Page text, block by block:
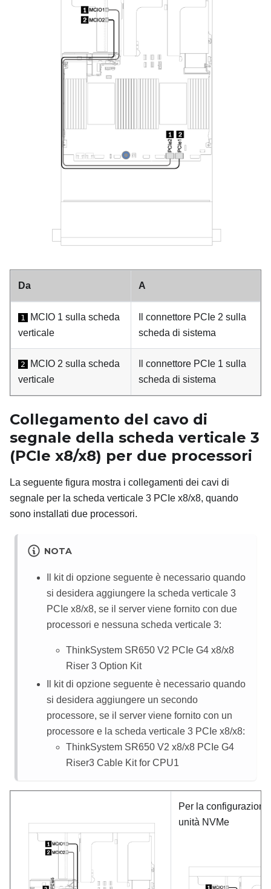
Da A
1
MCIO 1 sulla scheda
verticale
Il connettore PCIe 2 sulla
scheda di sistema
2
MCIO 2 sulla scheda
verticale
Il connettore PCIe 1 sulla
scheda di sistema
Collegamento del cavo di
segnale della scheda verticale 3
(PCIe x8/x8) per due processori
La seguente figura mostra i collegamenti dei cavi di
segnale per la scheda verticale 3 PCIe x8/x8, quando
sono installati due processori.
NOTA
Il kit di opzione seguente è necessario quando
si desidera aggiungere la scheda verticale 3
PCIe x8/x8, se il server viene fornito con due
processori e nessuna scheda verticale 3:
ThinkSystem SR650 V2 PCIe G4 x8/x8
Riser 3 Option Kit
Il kit di opzione seguente è necessario quando
si desidera aggiungere un secondo
processore, se il server viene fornito con un
processore e la scheda verticale 3 PCIe x8/x8:
ThinkSystem SR650 V2 x8/x8 PCIe G4
Riser3 Cable Kit for CPU1
Per la
unità NVMe